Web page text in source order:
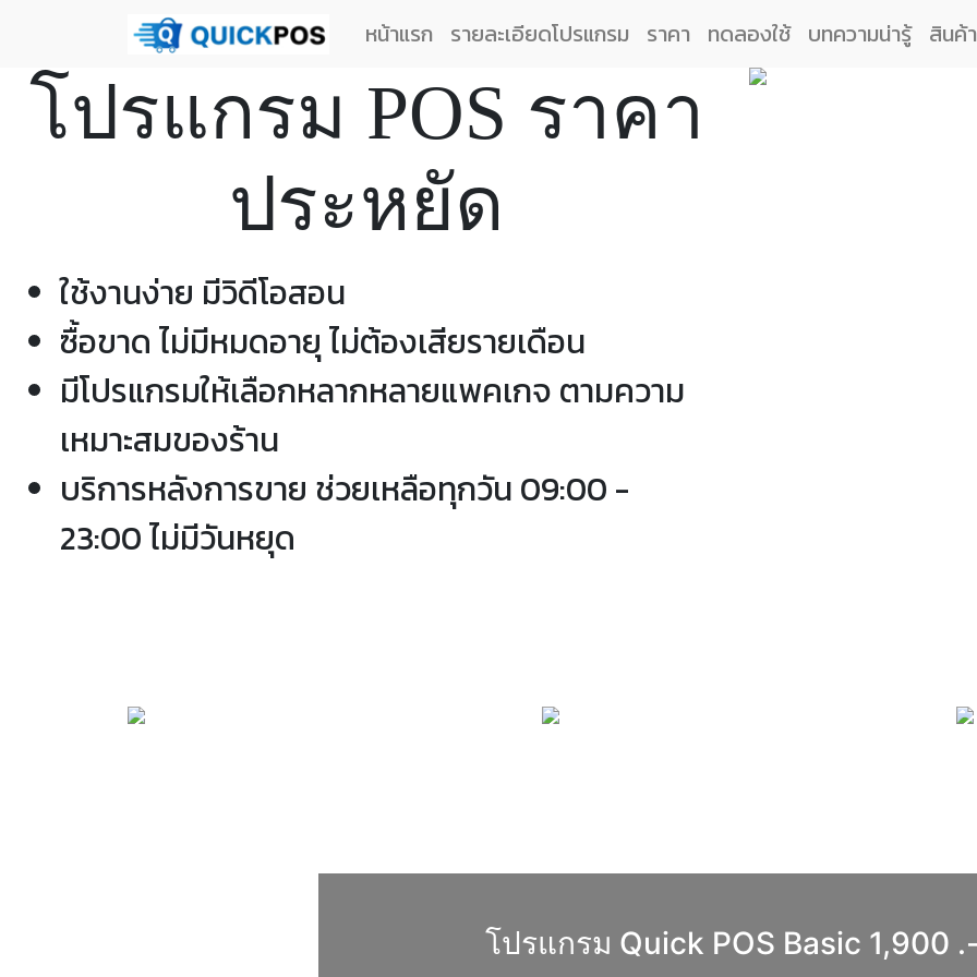
หน้าแรก รายละเอียดโปรแกรม ราคา ทดลองใช้ บทความน่ารู้ สินค้า
โปรแกรม POS ราคา
ประหยัด
ใช้งานง่าย มีวิดีโอสอน
ซื้อขาด ไม่มีหมดอายุ ไม่ต้องเสียรายเดือน
มีโปรแกรมให้เลือกหลากหลายแพคเกจ ตามความ
เหมาะสมของร้าน
บริการหลังการขาย ช่วยเหลือทุกวัน 09:00 -
23:00 ไม่มีวันหยุด
โปรแกรม